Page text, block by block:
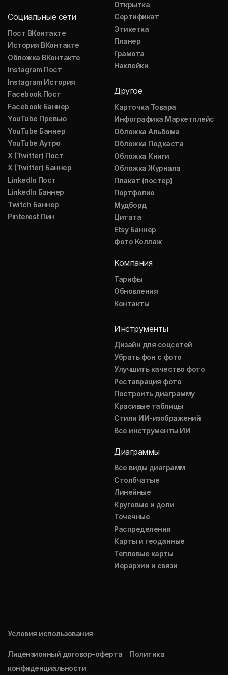
Социальные сети
Пост ВКонтакте
История ВКонтакте
Обложка ВКонтакте
Instagram Пост
Instagram История
Facebook Пост
Facebook Баннер
YouTube Превью
YouTube Баннер
YouTube Аутро
X (Twitter) Пост
X (Twitter) Баннер
LinkedIn Пост
LinkedIn Баннер
Twitch Баннер
Pinterest Пин
Открытка
Сертификат
Этикетка
Планер
Грамота
Наклейки
Другое
Карточка Товара
Инфографика Маркетплейс
Обложка Альбома
Обложка Подкаста
Обложка Книги
Обложка Журнала
Плакат (постер)
Портфолио
Мудборд
Цитата
Etsy Баннер
Фото Коллаж
Компания
Тарифы
Обновления
Контакты
Инструменты
Дизайн для соцсетей
Убрать фон с фото
Улучшить качество фото
Реставрация фото
Построить диаграмму
Красивые таблицы
Стили ИИ-изображений
Все инструменты ИИ
Диаграммы
Все виды диаграмм
Столбчатые
Линейные
Круговые и доли
Точечные
Распределения
Карты и геоданные
Тепловые карты
Иерархии и связи
Условия использования
Лицензионный договор-оферта
Политика
конфиденциальности